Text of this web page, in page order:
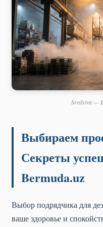
Sredstva —
Выбираем
Секреты
Bermuda.uz
Выбор подрядчика для
ваше здоровье и